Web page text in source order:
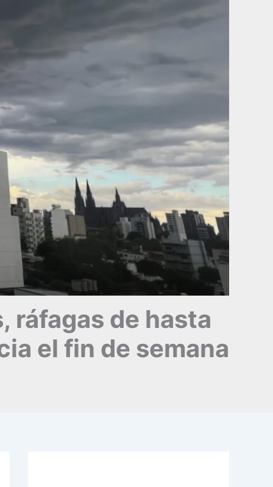
ráfagas de hasta
el fin de semana